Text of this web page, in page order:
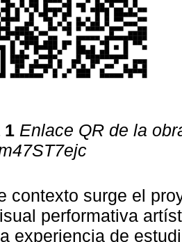
1 Enlace QR de la
contexto surge el
performativa
experiencia de